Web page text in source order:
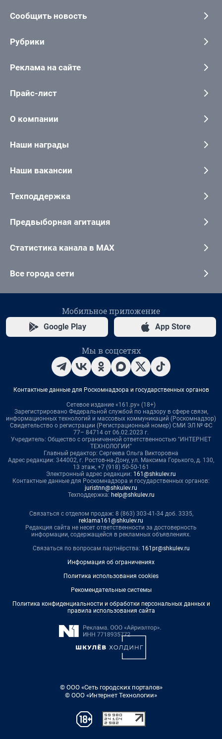
Сообщить новость
Рубрики
Реклама на сайте
Прайс-лист
О компании
Наши награды
Наши вакансии
Техподдержка
Предвыборная агитация
Статистика канала в MAX
Все города сети
Мобильное приложение
Google Play App Store
Мы в соцсетях
Контактные данные для Роскомнадзора и государственных органов
Сетевое издание «161.ру» (18+)
Зарегистрировано Федеральной службой по надзору в сфере связи,
информационных технологий и массовых коммуникаций (Роскомнадзор)
Свидетельство о регистрации (Регистрационный номер) СМИ ЭЛ № ФС
77– 84714 от 06.02.2023 г.
Учредитель: Общество с ограниченной ответственностью "ИНТЕРНЕТ
ТЕХНОЛОГИИ"
Главный редактор: Сергеева Ольга Викторовна
Адрес редакции: 344002, г. Ростов-на-Дону, ул. Максима Горького, д. 130,
13 этаж, +7 (918) 50-50-161
Электронный адрес редакции: 161@shkulev.ru
Контактные данные для Роскомнадзора и государственных органов:
juristnn@shkulev.ru
Техподдержка: help@shkulev.ru
Связаться с отделом продаж: 8 (863) 303-41-34 доб. 3335,
reklama161@shkulev.ru
Редакция сайта не несет ответственности за достоверность
информации, содержащейся в рекламных объявлениях.
Связаться по вопросам партнёрства: 161pr@shkulev.ru
Информация об ограничениях
Политика использования cookies
Рекомендательные системы
Политика конфиденциальности и обработки персональных данных и
правила использования сайта
© ООО «Сеть городских порталов»
© ООО «Интернет Технологии»